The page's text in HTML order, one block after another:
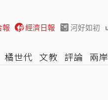
報 經濟日報 河好如初
橘世代 文教 評論 兩岸